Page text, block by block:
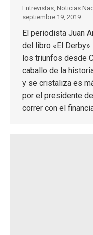
Entrevistas Noticias
septiembre 19, 2019
El periodista Juan
del libro «El
los triunfos desde
caballo de la
y se cristaliza es
por el presidente
correr con el